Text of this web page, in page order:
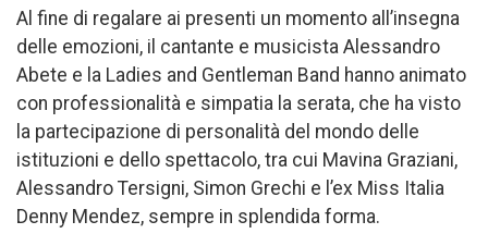
Al fine di regalare ai presenti un momento all’insegna
delle emozioni, il cantante e musicista Alessandro
Abete e la Ladies and Gentleman Band hanno animato
con professionalità e simpatia la serata, che ha visto
la partecipazione di personalità del mondo delle
istituzioni e dello spettacolo, tra cui Mavina Graziani,
Alessandro Tersigni, Simon Grechi e l’ex Miss Italia
Denny Mendez, sempre in splendida forma.